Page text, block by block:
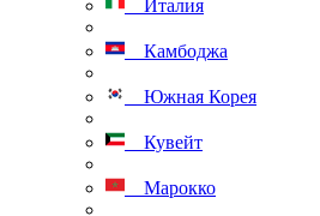
Италия
Камбоджа
Южная Корея
Кувейт
Марокко